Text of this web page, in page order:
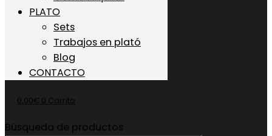
PLATO
Sets
Trabajos en plató
Blog
CONTACTO
0,00€ 0 Carrito
Búsqueda de productos